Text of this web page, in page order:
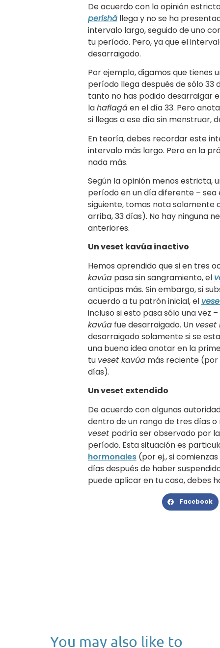
De acuerdo con la opinión
perishállega y no se ha
intervalo largo, seguido de uno
tu período. Pero, ya que el
desarraigado.
Por ejemplo, digamos que tienes
período llega después de sólo 33
tanto no has podido desarraigar
lahaflagáen el día 33. Pero
si llegas a ese día sin menstruar,
En teoría, debes recordar este
intervalo más largo. Pero en la
nada más.
Según la opinión menos estricta,
período en un día diferente – sea
siguiente, tomas nota solamente
arriba, 33 días). No hay ninguna
anteriores.
Un veset kavúa inactivo
Hemos aprendido que si en tres
kavúapasa sin sangramiento, el
anticipas más. Sin embargo, si
acuerdo a tu patrón inicial, el
incluso si esto pasa sólo una vez
kavúafue desarraigado. Un veset
desarraigado solamente si se
una buena idea anotar en la
tu veset kavúamás reciente (por
días).
Un veset extendido
De acuerdo con algunas
dentro de un rango de tres días
veset podría ser observado por
período. Esta situación es
hormonales(por ej., si
días después de haber
puede aplicar en tu caso, debes
Facebook
You may also like to